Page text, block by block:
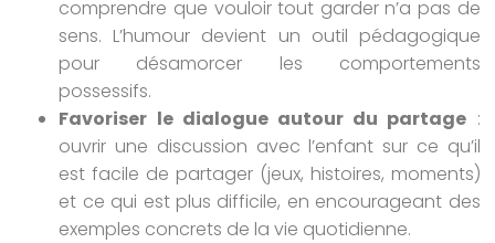
comprendre que vouloir tout garder n’a pas de
sens. L’humour devient un outil pédagogique
pour désamorcer les comportements
possessifs.
Favoriser le dialogue autour du partage :
ouvrir une discussion avec l’enfant sur ce qu’il
est facile de partager (jeux, histoires, moments)
et ce qui est plus difficile, en encourageant des
exemples concrets de la vie quotidienne.